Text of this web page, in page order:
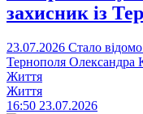
захисник із
23.07.2026 Стало
Тернополя Олександра
Життя
Життя
16:50 23.07.2026